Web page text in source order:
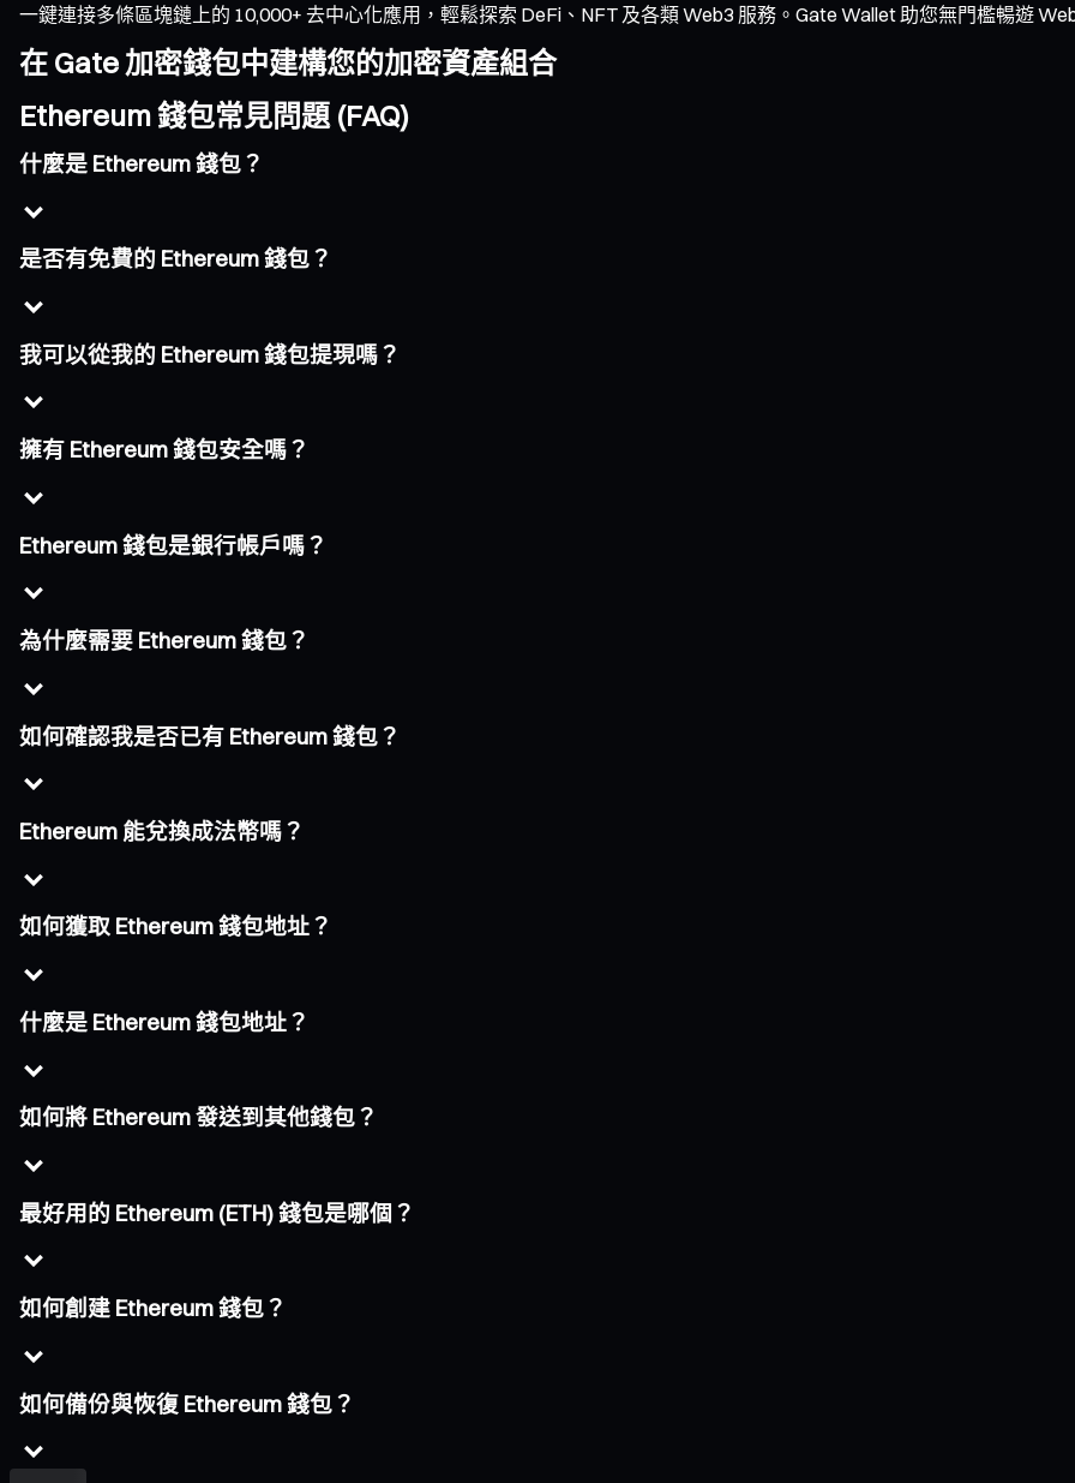
一鍵連接多條區塊鏈上的 10,000+ 去中心化應用，輕鬆探索 DeFi、NFT 及各類 Web3 服務。Gate Wallet 助您無門檻暢遊
在 Gate 加密錢包中建構您的加密資產組合
Ethereum 錢包常見問題 (FAQ)
什麼是 Ethereum 錢包？
是否有免費的 Ethereum 錢包？
我可以從我的 Ethereum 錢包提現嗎？
擁有 Ethereum 錢包安全嗎？
Ethereum 錢包是銀行帳戶嗎？
為什麼需要 Ethereum 錢包？
如何確認我是否已有 Ethereum 錢包？
Ethereum 能兌換成法幣嗎？
如何獲取 Ethereum 錢包地址？
什麼是 Ethereum 錢包地址？
如何將 Ethereum 發送到其他錢包？
最好用的 Ethereum (ETH) 錢包是哪個？
如何創建 Ethereum 錢包？
如何備份與恢復 Ethereum 錢包？